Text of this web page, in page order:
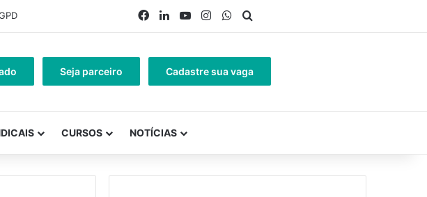
Facebook
LinkedinYouTubeInstagram
WhatsApp
Seja parceiro Cadastre sua vaga
CURSOS NOTÍCIAS